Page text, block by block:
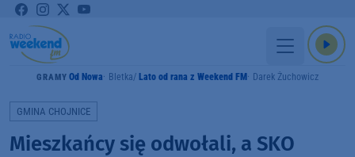
GRAMY Od Nowa Bletka Lato od rana z Weekend FM Darek Żuchowicz
GMINA CHOJNICE
Mieszkańcy się odwołali, a SKO